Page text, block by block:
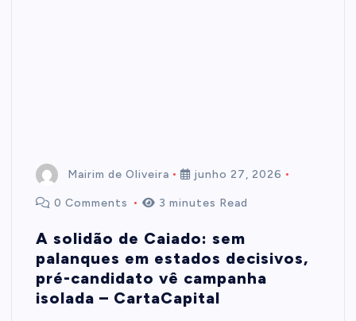
Mairim de Oliveira junho 27, 2026
0 Comments 3 minutes Read
A solidão de Caiado: sem
palanques em estados decisivos,
pré-candidato vê campanha
isolada – CartaCapital